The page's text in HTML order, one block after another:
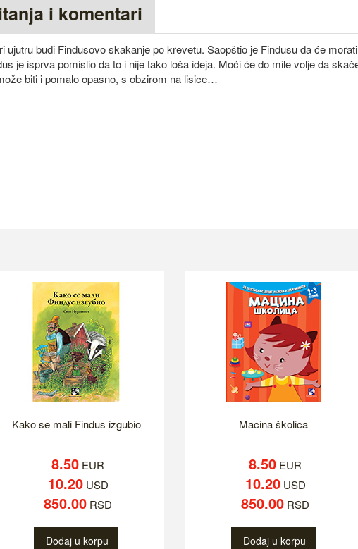
i komentari
ujutru budi Findusovo skakanje po krevetu. Saopštio je Findusu da će
je isprva pomislio da to i nije tako loša ideja. Moći će do mile volje da
biti i pomalo opasno, s obzirom na lisice…
Kako se mali Findus izgubio
8.50 EUR
10.20USD
850.00 RSD
Dodaj u korpu
Macina školica
8.50 EUR
10.20USD
850.00 RSD
Dodaj u korpu